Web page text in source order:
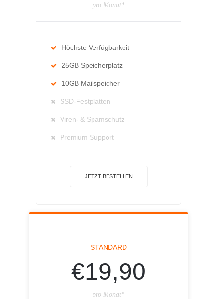
pro Monat*
Höchste Verfügbarkeit
25GB Speicherplatz
10GB Mailspeicher
SSD-Festplatten
Viren- & Spamschutz
Premium Support
JETZT BESTELLEN
STANDARD
€19,90
pro Monat*